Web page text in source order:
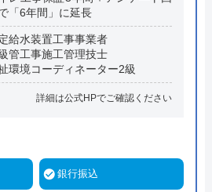
「6年間」に延長
給水装置工事事業者
管工事施工管理技士
環境コーディネーター2級
詳細は公式HPでご確認ください
銀行振込